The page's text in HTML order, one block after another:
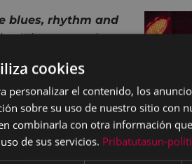
blues, rhythm and
al tiempo que lo
y Honky Tonk.
y mimético
90 y está
y dinámico trio
que
cookies
personalizar el contenido, los
sobre su uso de nuestro sitio con
combinarla con otra información
de sus servicios. Pribatutasun-